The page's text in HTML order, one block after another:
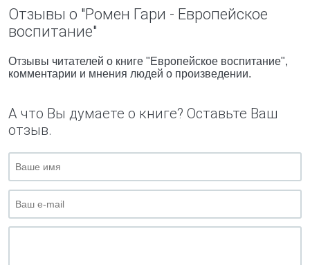
Отзывы о "Ромен Гари - Европейское
воспитание"
Отзывы читателей о книге "Европейское воспитание",
комментарии и мнения людей о произведении.
А что Вы думаете о книге? Оставьте Ваш
отзыв.